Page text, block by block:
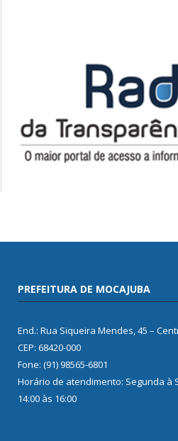
PREFEITURA DE MOCAJUBA
End.: Rua Siqueira Mendes, 45 –
CEP: 68420-000
Fone: (91) 98565-6801
Horário de atendimento: Segunda à
14:00 às 16:00